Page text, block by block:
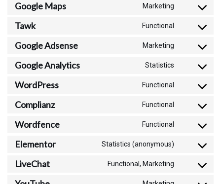
Google Maps Marketing
Tawk Functional
Google Adsense Marketing
Google Analytics Statistics
WordPress Functional
Complianz Functional
Wordfence Functional
Elementor Statistics (anonymous)
LiveChat Functional, Marketing